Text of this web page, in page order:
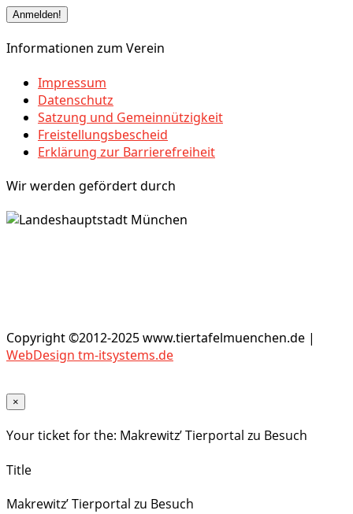
Informationen zum Verein
Impressum
Datenschutz
Satzung und Gemeinnützigkeit
Freistellungsbescheid
Erklärung zur Barrierefreiheit
Wir werden gefördert durch
Copyright ©2012-2025 www.tiertafelmuenchen.de |
WebDesign tm-itsystems.de
×
Your ticket for the: Makrewitz’ Tierportal zu Besuch
Title
Makrewitz’ Tierportal zu Besuch